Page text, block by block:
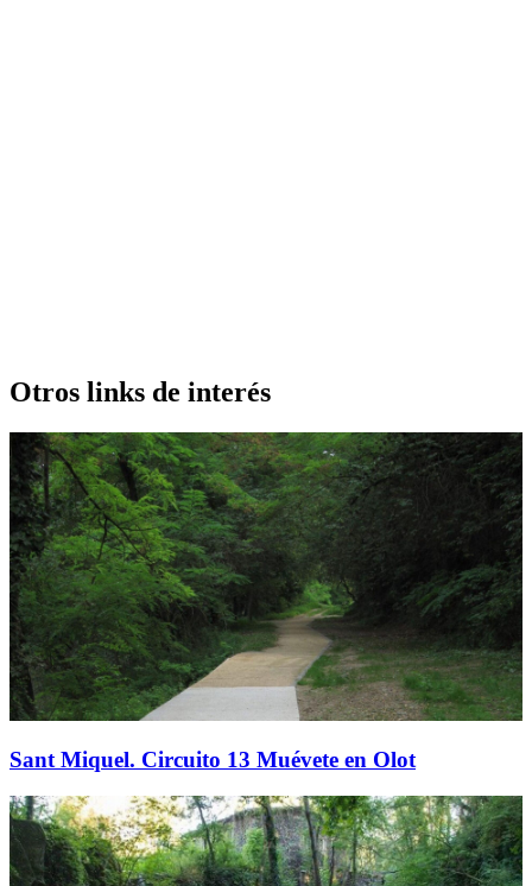
Otros links de interés
Sant Miquel. Circuito 13 Muévete en Olot